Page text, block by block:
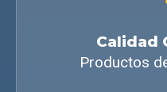
Calidad
Productos